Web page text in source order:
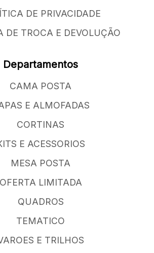
DE PRIVACIDADE
DE TROCA E DEVOLUÇÃO
Departamentos
CAMA POSTA
E ALMOFADAS
CORTINAS
E ACESSORIOS
MESA POSTA
OFERTA LIMITADA
QUADROS
TEMATICO
E TRILHOS